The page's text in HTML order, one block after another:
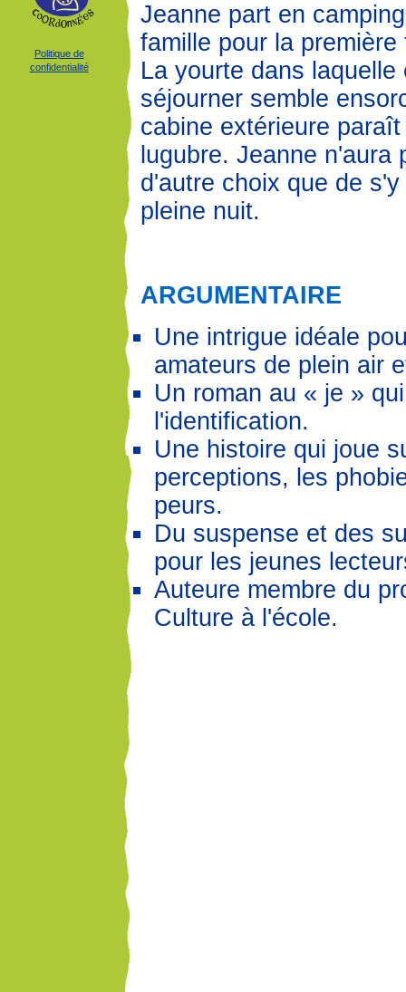
Politique de
confidentialité
Jeanne part en
famille pour la
La yourte dans laquelle
séjourner semble
cabine extérieure
lugubre. Jeanne n'aura
d'autre choix que de
pleine nuit.
ARGUMENTAIRE
Une intrigue idéale
amateurs de plein air
Un roman au « je »
l'identification.
Une histoire qui joue
perceptions, les
peurs.
Du suspense et des
pour les jeunes
Auteure membre du
Culture à l'école.